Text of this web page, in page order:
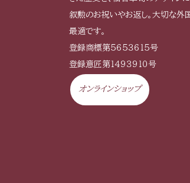
叙勲のお祝いやお返し。大切な外
最適です。
登録商標第５６５３６１５号
登録意匠第１４９３９１０号
オンラインショップ